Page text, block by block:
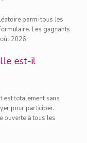
parmi tous les
Les gagnants
2026.
est-il
est totalement sans
pour participer.
ouverte à tous les